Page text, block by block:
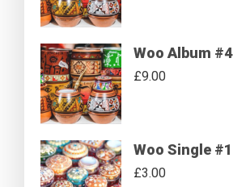
Woo Album #4
£9.00
Woo Single #1
£3.00